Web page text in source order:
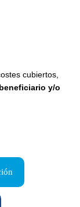
cubiertos,
y/o